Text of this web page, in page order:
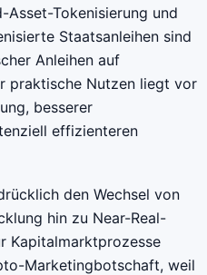
Tokenisierung und
Staatsanleihen sind
Anleihen auf
praktische Nutzen liegt vor
besserer
effizienteren
den Wechsel von
hin zu Near-Real-
Kapitalmarktprozesse
Marketingbotschaft, weil